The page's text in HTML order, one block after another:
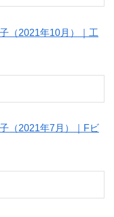
（2021年10月）｜工
（2021年7月）｜Fビ